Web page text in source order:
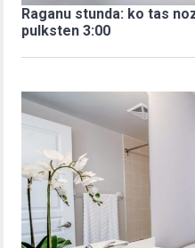
Raganu stunda: ko tas
pulksten 3:00